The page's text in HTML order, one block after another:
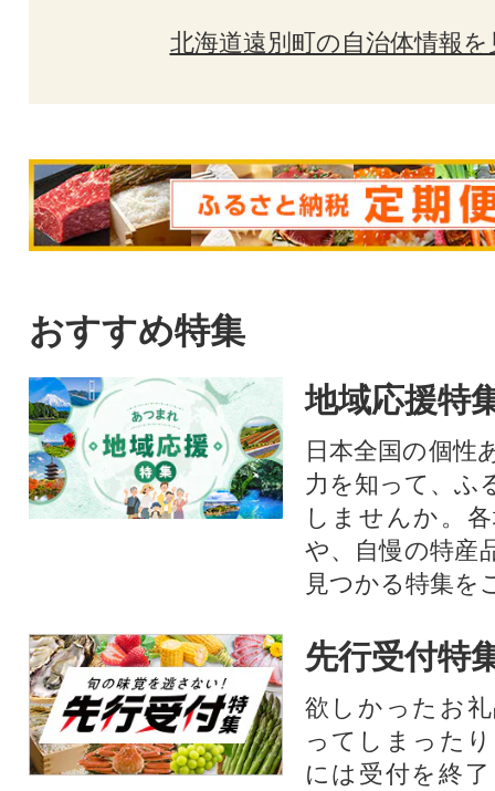
北海道遠別町の自治体情報を
おすすめ特集
地域応援特
日本全国の個性
力を知って、ふ
しませんか。
や、自慢の特産
見つかる特集を
先行受付特
欲しかったお
ってしまった
には受付を終